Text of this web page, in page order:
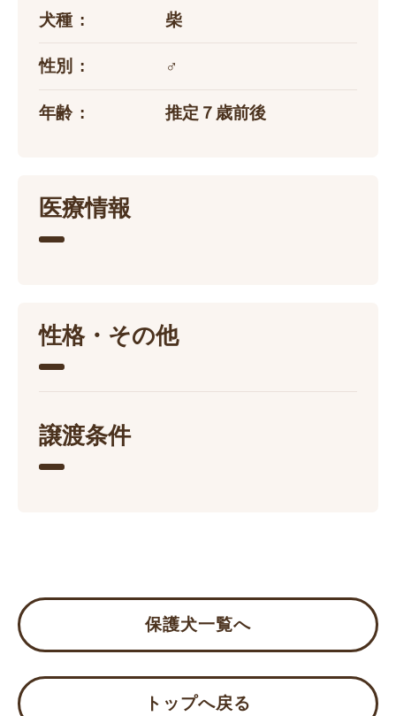
犬種 柴
性別 ♂
年齢 推定７歳前後
医療情報
性格・その他
譲渡条件
保護犬一覧へ
トップへ戻る